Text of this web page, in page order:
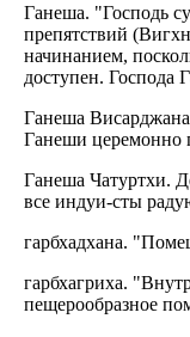
Ганеша. "Господь
препятствий
начинанием,
доступен. Господа
Ганеша
Ганеши церемонно
Ганеша Чатуртхи.
все индуи-сты
гарбхадхана.
гарбхагриха.
пещерообразное